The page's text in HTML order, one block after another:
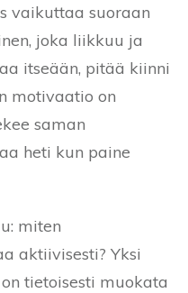
vaikuttaa suoraan
joka liikkuu ja
itseään, pitää kiinni
motivaatio on
saman
heti kun paine
miten
aktiivisesti? Yksi
tietoisesti muokata